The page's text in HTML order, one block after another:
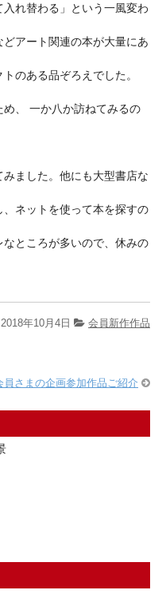
入れ替わる」という一風変わ
アート関連の本が大量にあ
のある品ぞろえでした。
、 一か八か訪ねてみるの
ました。他にも大型書店な
ネットを使って本を探すの
ところが多いので、休みの
2018年10月4日 会員新作作品
員さまの企画参加作品ご紹介